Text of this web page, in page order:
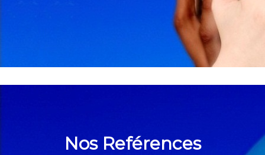
Nos Reférences